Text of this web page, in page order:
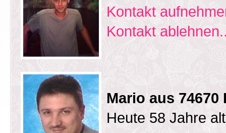
Kontakt
Kontakt
Mario aus
Heute 58 Jahre